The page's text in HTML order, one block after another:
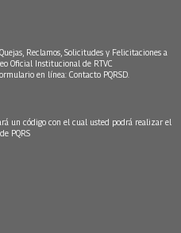
Reclamos, Solicitudes y Felicitaciones a
Oficial Institucional de RTVC
en línea: Contacto PQRSD.
un código con el cual usted podrá realizar el
PQRS